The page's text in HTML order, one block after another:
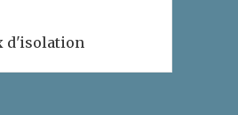
d'isolation